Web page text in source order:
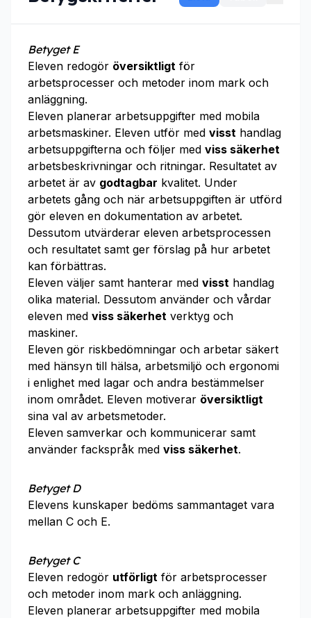
Betyget E
Eleven redogör översiktligt för
arbetsprocesser och metoder inom mark och
anläggning.
Eleven planerar arbetsuppgifter med mobila
arbetsmaskiner. Eleven utför med visst handlag
arbetsuppgifterna och följer med viss säkerhet
arbetsbeskrivningar och ritningar. Resultatet av
arbetet är av godtagbar kvalitet. Under
arbetets gång och när arbetsuppgiften är utförd
gör eleven en dokumentation av arbetet.
Dessutom utvärderar eleven arbetsprocessen
och resultatet samt ger förslag på hur arbetet
kan förbättras.
Eleven väljer samt hanterar med visst handlag
olika material. Dessutom använder och vårdar
eleven med viss säkerhet verktyg och
maskiner.
Eleven gör riskbedömningar och arbetar säkert
med hänsyn till hälsa, arbetsmiljö och ergonomi
i enlighet med lagar och andra bestämmelser
inom området. Eleven motiverar översiktligt
sina val av arbetsmetoder.
Eleven samverkar och kommunicerar samt
använder fackspråk med viss säkerhet.
Betyget D
Elevens kunskaper bedöms sammantaget vara
mellan C och E.
Betyget C
Eleven redogör utförligt för arbetsprocesser
och metoder inom mark och anläggning.
Eleven planerar arbetsuppgifter med mobila